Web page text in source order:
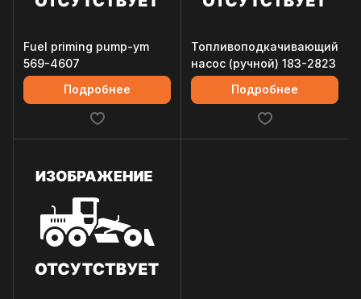
Fuel priming pump-ym
569-4607
Подробнее
Топливоподкачивающий
насос (ручной) 183-2823
Подробнее